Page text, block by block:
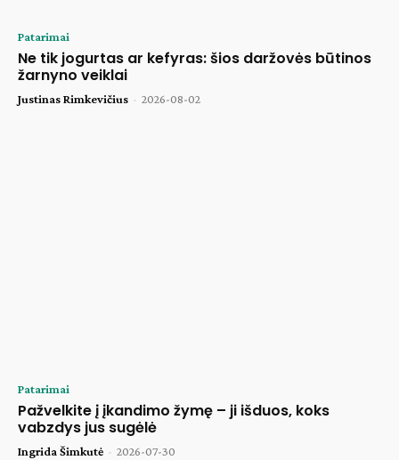
Patarimai
Ne tik jogurtas ar kefyras: šios daržovės būtinos
žarnyno veiklai
Justinas Rimkevičius - 2026-08-02
Patarimai
Pažvelkite į įkandimo žymę – ji išduos, koks
vabzdys jus sugėlė
Ingrida Šimkutė - 2026-07-30